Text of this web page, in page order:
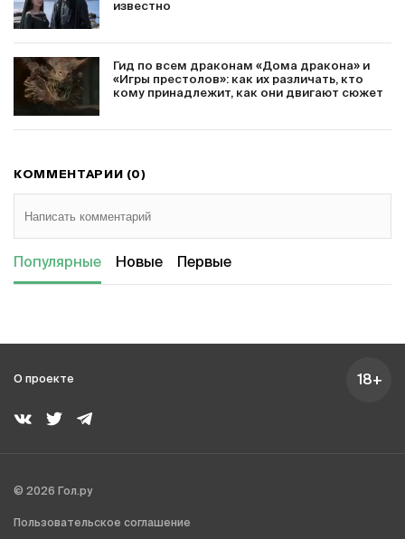
известно
Гид по всем драконам «Дома дракона» и
«Игры престолов»: как их различать, кто
кому принадлежит, как они двигают сюжет
КОММЕНТАРИИ (0)
Популярные Новые Первые
О проекте 18+
© 2026 Гол.ру
Пользовательское соглашение